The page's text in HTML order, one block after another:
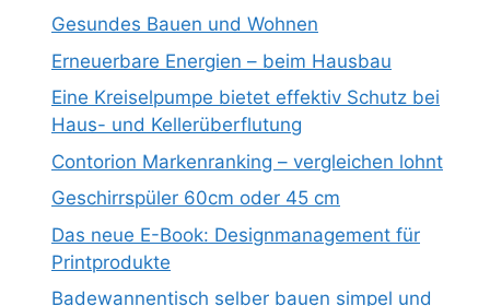
Gesundes Bauen und Wohnen
Erneuerbare Energien – beim Hausbau
Eine Kreiselpumpe bietet effektiv Schutz bei
Haus- und Kellerüberflutung
Contorion Markenranking – vergleichen lohnt
Geschirrspüler 60cm oder 45 cm
Das neue E-Book: Designmanagement für
Printprodukte
Badewannentisch selber bauen simpel und